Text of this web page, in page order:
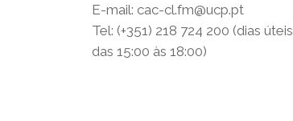
E-mail: cac-cl.fm@ucp.pt
Tel: (+351) 218 724 200 (dias úteis
das 15:00 às 18:00)